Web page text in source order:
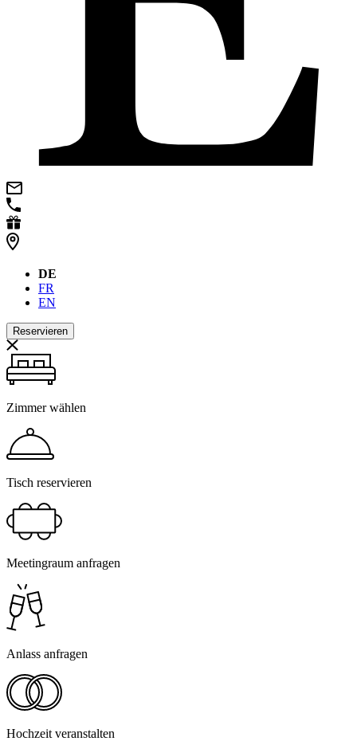
DE
FR
EN
Reservieren
Zimmer wählen
Tisch reservieren
Meetingraum anfragen
Anlass anfragen
Hochzeit veranstalten